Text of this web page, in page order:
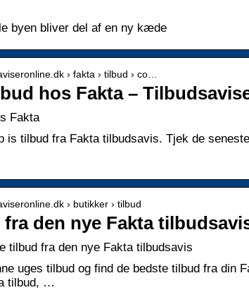
byen bliver del af en ny kæde
› fakta › tilbud › co…
hos Fakta –
Fakta
is tilbud fra Fakta tilbudsavis. Tjek de
› butikker › tilbud
den nye Fakta
tilbud fra den nye Fakta tilbudsavis
uges tilbud og find de bedste tilbud fra
tilbud, …